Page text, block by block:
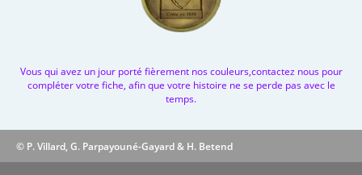
Vous qui avez un jour porté fièrement nos couleurs,contactez nous pour
compléter votre fiche, afin que votre histoire ne se perde pas avec le
temps.
© P. Villard, G. Parpayouné-Gayard & H. Betend